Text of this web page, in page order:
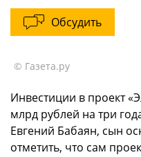
Обсудить
© Газета.ру
Инвестиции в проект
млрд рублей на три
Евгений Бабаян, сын
отметить, что сам